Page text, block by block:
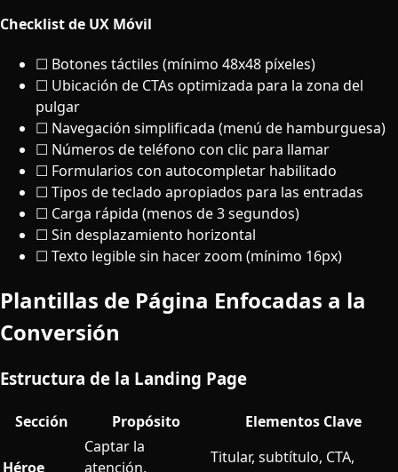
Checklist de UX Móvil
☐ Botones táctiles (mínimo 48x48 píxeles)
☐ Ubicación de CTAs optimizada para la zona del
pulgar
☐ Navegación simplificada (menú de hamburguesa)
☐ Números de teléfono con clic para llamar
☐ Formularios con autocompletar habilitado
☐ Tipos de teclado apropiados para las entradas
☐ Carga rápida (menos de 3 segundos)
☐ Sin desplazamiento horizontal
☐ Texto legible sin hacer zoom (mínimo 16px)
Plantillas de Página Enfocadas a la
Conversión
Estructura de la Landing Page
Sección Propósito Elementos Clave
Héroe
Captar la
atención,
Titular, subtítulo, CTA,